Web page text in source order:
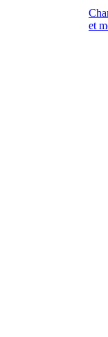
et